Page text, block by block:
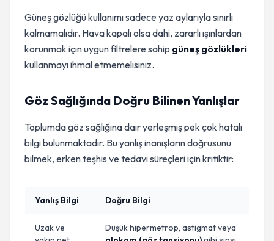
Güneş gözlüğü kullanımı sadece yaz aylarıyla sınırlı
kalmamalıdır. Hava kapalı olsa dahi, zararlı ışınlardan
korunmak için uygun filtrelere sahip güneş gözlükleri
kullanmayı ihmal etmemelisiniz.
Göz Sağlığında Doğru Bilinen Yanlışlar
Toplumda göz sağlığına dair yerleşmiş pek çok hatalı
bilgi bulunmaktadır. Bu yanlış inanışların doğrusunu
bilmek, erken teşhis ve tedavi süreçleri için kritiktir:
Yanlış Bilgi Doğru Bilgi
Uzak ve
Düşük hipermetrop, astigmat veya